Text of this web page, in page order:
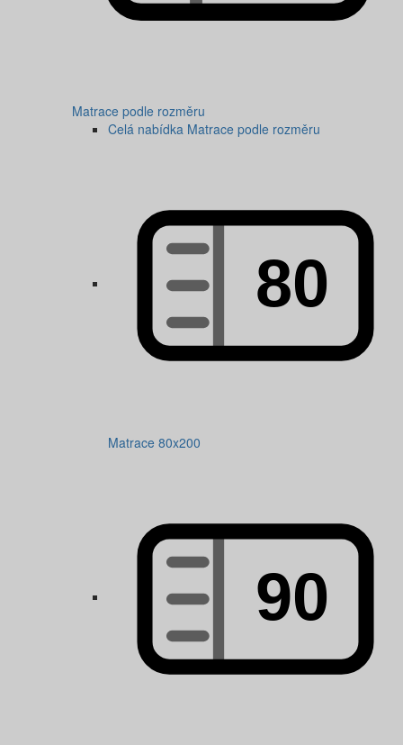
Matrace podle rozměru
Celá nabídka Matrace podle rozměru
Matrace 80x200